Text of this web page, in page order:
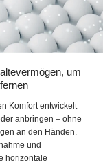
um
Komfort entwickelt
anbringen – ohne
an den Händen.
und
horizontale